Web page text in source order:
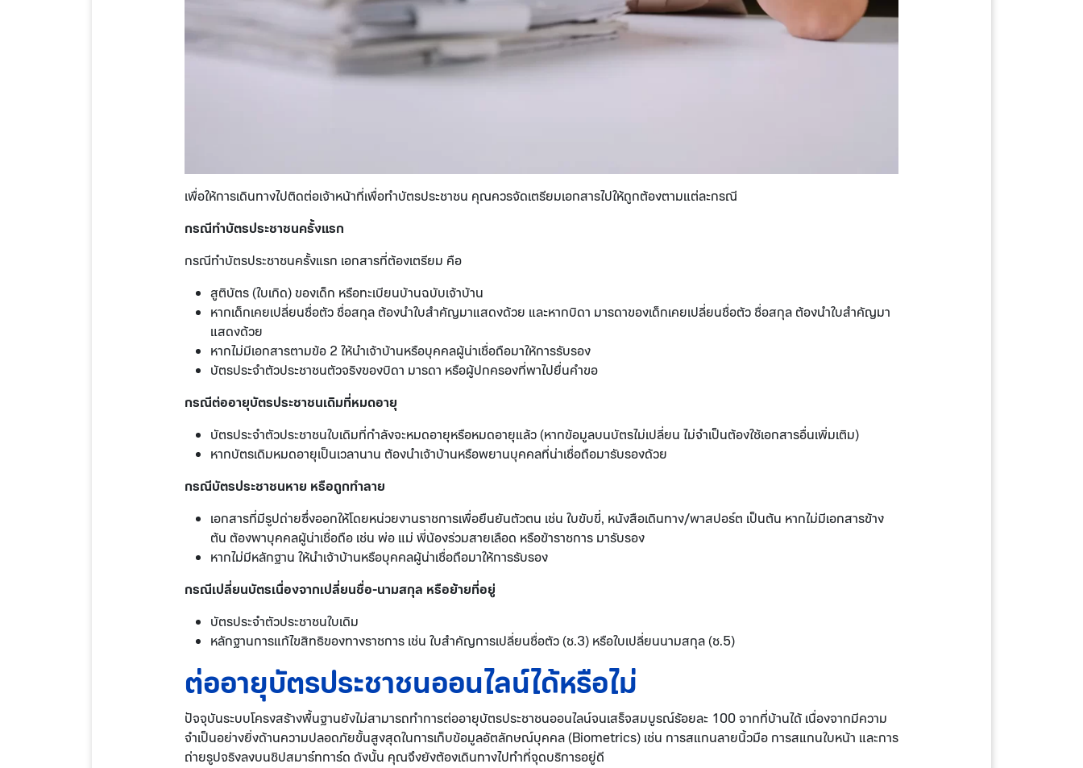
เพื่อให้การเดินทางไปติดต่อเจ้าหน้าที่เพื่อทำบัตรประชาชน คุณควรจัดเตรียมเอกสารไปให้ถูกต้องตามแต่ละกรณี
กรณีทำบัตรประชาชนครั้งแรก
กรณีทำบัตรประชาชนครั้งแรก เอกสารที่ต้องเตรียม คือ
สูติบัตร (ใบเกิด) ของเด็ก หรือทะเบียนบ้านฉบับเจ้าบ้าน
หากเด็กเคยเปลี่ยนชื่อตัว ชื่อสกุล ต้องนำใบสำคัญมาแสดงด้วย และหากบิดา มารดาของเด็กเคยเปลี่ยนชื่อตัว ชื่อสกุล ต้องนำใบสำคัญมา
แสดงด้วย
หากไม่มีเอกสารตามข้อ 2 ให้นำเจ้าบ้านหรือบุคคลผู้น่าเชื่อถือมาให้การรับรอง
บัตรประจำตัวประชาชนตัวจริงของบิดา มารดา หรือผู้ปกครองที่พาไปยื่นคำขอ
กรณีต่ออายุบัตรประชาชนเดิมที่หมดอายุ
บัตรประจำตัวประชาชนใบเดิมที่กำลังจะหมดอายุหรือหมดอายุแล้ว (หากข้อมูลบนบัตรไม่เปลี่ยน ไม่จำเป็นต้องใช้เอกสารอื่นเพิ่มเติม)
หากบัตรเดิมหมดอายุเป็นเวลานาน ต้องนำเจ้าบ้านหรือพยานบุคคลที่น่าเชื่อถือมารับรองด้วย
กรณีบัตรประชาชนหาย หรือถูกทำลาย
เอกสารที่มีรูปถ่ายซึ่งออกให้โดยหน่วยงานราชการเพื่อยืนยันตัวตน เช่น ใบขับขี่, หนังสือเดินทาง/พาสปอร์ต เป็นต้น หากไม่มีเอกสารข้าง
ต้น ต้องพาบุคคลผู้น่าเชื่อถือ เช่น พ่อ แม่ พี่น้องร่วมสายเลือด หรือข้าราชการ มารับรอง
หากไม่มีหลักฐาน ให้นำเจ้าบ้านหรือบุคคลผู้น่าเชื่อถือมาให้การรับรอง
กรณีเปลี่ยนบัตรเนื่องจากเปลี่ยนชื่อ-นามสกุล หรือย้ายที่อยู่
บัตรประจำตัวประชาชนใบเดิม
หลักฐานการแก้ไขสิทธิของทางราชการ เช่น ใบสำคัญการเปลี่ยนชื่อตัว (ช.3) หรือใบเปลี่ยนนามสกุล (ช.5)
ต่ออายุบัตรประชาชนออนไลน์ได้หรือไม่
ปัจจุบันระบบโครงสร้างพื้นฐานยังไม่สามารถทำการต่ออายุบัตรประชาชนออนไลน์จนเสร็จสมบูรณ์ร้อยละ 100 จากที่บ้านได้ เนื่องจากมีความ
จำเป็นอย่างยิ่งด้านความปลอดภัยขั้นสูงสุดในการเก็บข้อมูลอัตลักษณ์บุคคล (Biometrics) เช่น การสแกนลายนิ้วมือ การสแกนใบหน้า และการ
ถ่ายรูปจริงลงบนชิปสมาร์ทการ์ด ดังนั้น คุณจึงยังต้องเดินทางไปทำที่จุดบริการอยู่ดี